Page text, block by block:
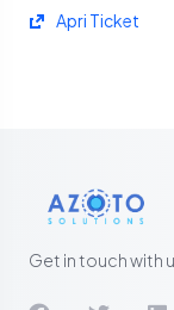
Apri Ticket
Get in touch with